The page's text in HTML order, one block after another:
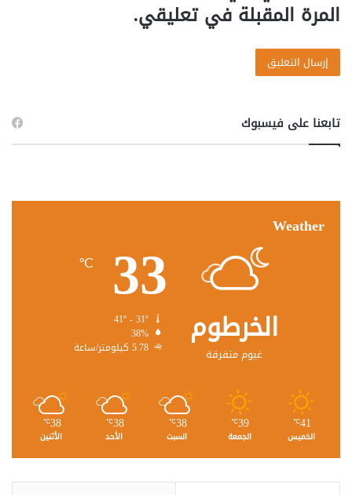
المرة المقبلة في تعليقي.
تابعنا على فيسبوك
Weather
الخرطوم
غيوم متفرقة
33
℃
38%
5.78 كيلومتر/ساعة
41
℃
الخميس
39
℃
الجمعة
38
℃
السبت
38
℃
الأحد
38
℃
الأثنين